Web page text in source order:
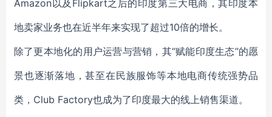
Amazon以及Flipkart之后的印度第三大电商，其印度本
地卖家业务也在近半年来实现了超过10倍的增长。
除了更本地化的用户运营与营销，其“赋能印度生态”的愿
景也逐渐落地，甚至在民族服饰等本地电商传统强势品
类，Club Factory也成为了印度最大的线上销售渠道。